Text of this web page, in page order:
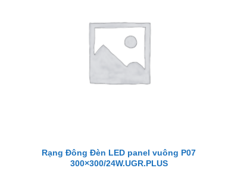
Rạng Đông Đèn LED panel vuông P07
300×300/24W.UGR.PLUS